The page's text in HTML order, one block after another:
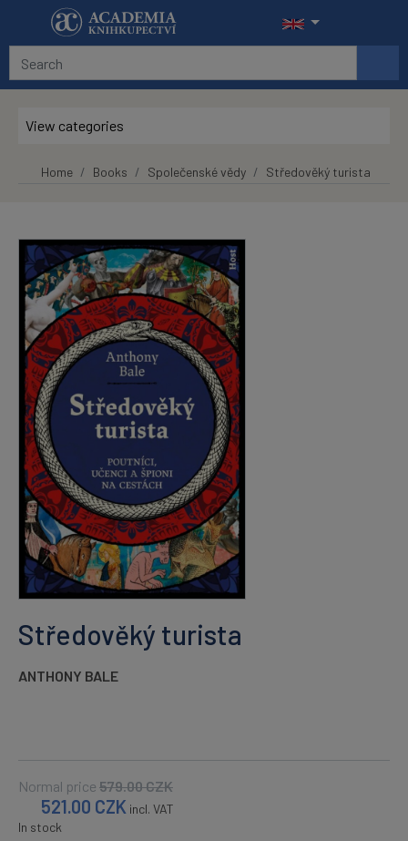
Skip to main content
View categories
Home Books Společenské vědy Středověký turista
Středověký turista
ANTHONY BALE
Normal price 579.00CZK
521.00 CZK incl. VAT
In stock